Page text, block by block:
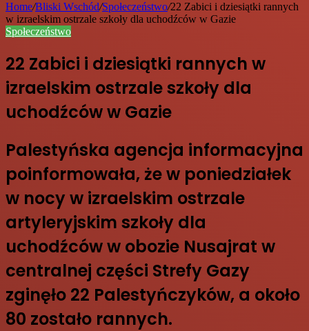
Home/Bliski Wschód/Społeczeństwo/22 Zabici i dziesiątki rannych
w izraelskim ostrzale szkoły dla uchodźców w Gazie
Społeczeństwo
22 Zabici i dziesiątki rannych w
izraelskim ostrzale szkoły dla
uchodźców w Gazie
Palestyńska agencja informacyjna
poinformowała, że w poniedziałek
w nocy w izraelskim ostrzale
artyleryjskim szkoły dla
uchodźców w obozie Nusajrat w
centralnej części Strefy Gazy
zginęło 22 Palestyńczyków, a około
80 zostało rannych.